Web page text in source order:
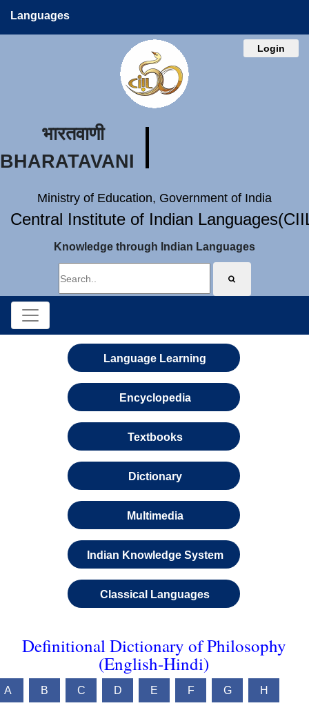
Languages
Login
भारतवाणी
BHARATAVANI
Ministry of Education, Government of India
Central Institute of Indian
Knowledge through Indian Languages
Language Learning
Encyclopedia
Textbooks
Dictionary
Multimedia
Indian Knowledge System
Classical Languages
Definitional Dictionary of Philosophy
(English-Hindi)
A B C D E F G H